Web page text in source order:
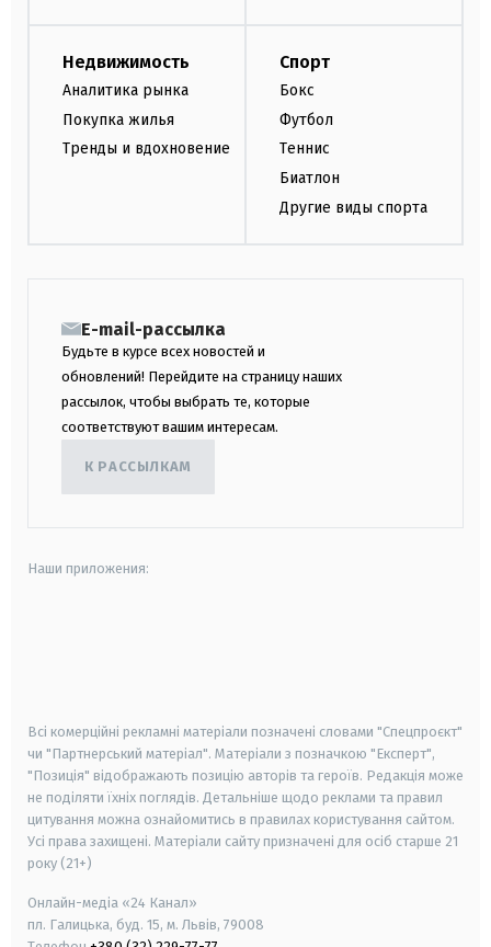
Недвижимость
Аналитика рынка
Покупка жилья
Тренды и вдохновение
Спорт
Бокс
Футбол
Теннис
Биатлон
Другие виды спорта
E-mail-рассылка
Будьте в курсе всех новостей и
обновлений! Перейдите на страницу наших
рассылок, чтобы выбрать те, которые
соответствуют вашим интересам.
К РАССЫЛКАМ
Наши приложения:
Всі комерційні рекламні матеріали позначені словами "Спецпроєкт"
чи "Партнерський матеріал". Матеріали з позначкою "Експерт",
"Позиція" відображають позицію авторів та героїв. Редакція може
не поділяти їхніх поглядів. Детальніше щодо реклами та правил
цитування можна ознайомитись в правилах користування сайтом.
Усі права захищені. Матеріали сайту призначені для осіб старше 21
року (21+)
Онлайн-медіа «24 Канал»
пл. Галицька, буд. 15, м. Львів, 79008